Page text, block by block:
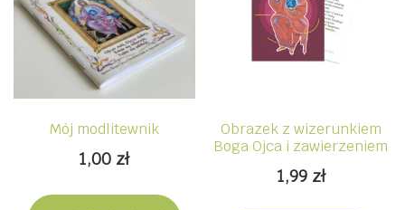
Mój modlitewnik
1,00 zł
Obrazek z wizerunkiem
Boga Ojca i zawierzeniem
1,99 zł